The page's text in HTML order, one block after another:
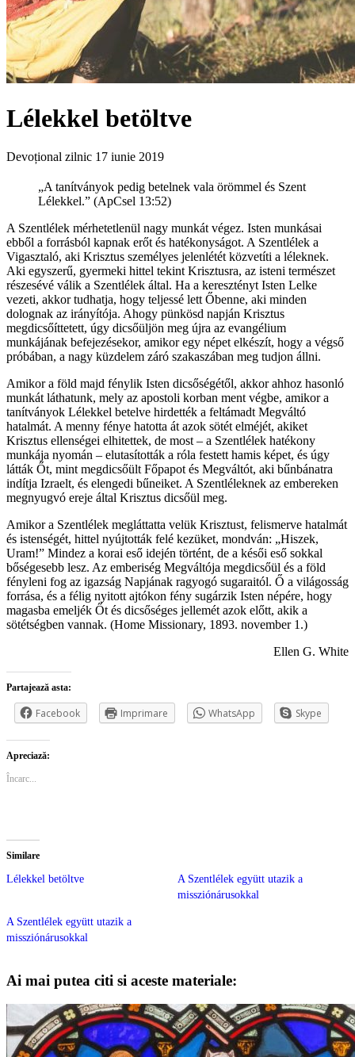
Lélekkel betöltve
Devoțional zilnic 17 iunie 2019
„A tanítványok pedig betelnek vala örömmel és Szent
Lélekkel.” (ApCsel 13:52)
A Szentlélek mérhetetlenül nagy munkát végez. Isten munkásai
ebből a forrásból kapnak erőt és hatékonyságot. A Szentlélek a
Vigasztaló, aki Krisztus személyes jelenlétét közvetíti a léleknek.
Aki egyszerű, gyermeki hittel tekint Krisztusra, az isteni természet
részesévé válik a Szentlélek által. Ha a keresztényt Isten Lelke
vezeti, akkor tudhatja, hogy teljessé lett Őbenne, aki minden
dolognak az irányítója. Ahogy pünkösd napján Krisztus
megdicsőíttetett, úgy dicsőüljön meg újra az evangélium
munkájának befejezésekor, amikor egy népet elkészít, hogy a végső
próbában, a nagy küzdelem záró szakaszában meg tudjon állni.
Amikor a föld majd fénylik Isten dicsőségétől, akkor ahhoz hasonló
munkát láthatunk, mely az apostoli korban ment végbe, amikor a
tanítványok Lélekkel betelve hirdették a feltámadt Megváltó
hatalmát. A menny fénye hatotta át azok sötét elméjét, akiket
Krisztus ellenségei elhitettek, de most – a Szentlélek hatékony
munkája nyomán – elutasították a róla festett hamis képet, és úgy
látták Őt, mint megdicsőült Főpapot és Megváltót, aki bűnbánatra
indítja Izraelt, és elengedi bűneiket. A Szentléleknek az embereken
megnyugvó ereje által Krisztus dicsőül meg.
Amikor a Szentlélek megláttatta velük Krisztust, felismerve hatalmát
és istenségét, hittel nyújtották felé kezüket, mondván: „Hiszek,
Uram!” Mindez a korai eső idején történt, de a késői eső sokkal
bőségesebb lesz. Az emberiség Megváltója megdicsőül és a föld
fényleni fog az igazság Napjának ragyogó sugaraitól. Ő a világosság
forrása, és a félig nyitott ajtókon fény sugárzik Isten népére, hogy
magasba emeljék Őt és dicsőséges jellemét azok előtt, akik a
sötétségben vannak. (Home Missionary, 1893. november 1.)
Ellen G. White
Partajează asta:
Facebook Imprimare WhatsApp Skype
Apreciază:
Încarc...
Similare
Lélekkel betöltve
A Szentlélek együtt utazik a
missziónárusokkal
A Szentlélek együtt utazik a
missziónárusokkal
Ai mai putea citi si aceste materiale: